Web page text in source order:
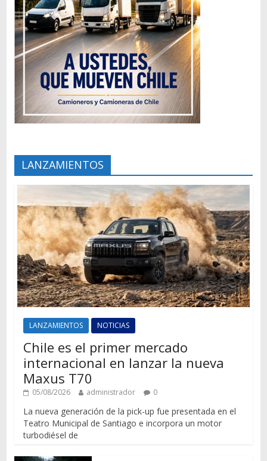
LANZAMIENTOS
LANZAMIENTOS NOTICIAS
Chile es el primer mercado
internacional en lanzar la nueva
Maxus T70
05/08/2026 administrador 0
La nueva generación de la pick-up fue presentada en el
Teatro Municipal de Santiago e incorpora un motor
turbodiésel de